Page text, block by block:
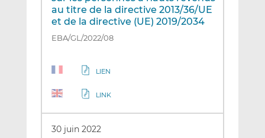
au titre de la directive 2013/36/UE
et de la directive (UE) 2019/2034
EBA/GL/2022/08
LIEN
LINK
30 juin 2022